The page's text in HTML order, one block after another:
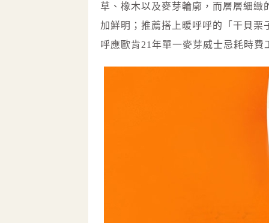
草、橡木以及麥芽輪廓，而層層細
加鮮明；推薦搭上暖呼呼的「干貝
呼應歐肯21年單一麥芽威士忌耗時